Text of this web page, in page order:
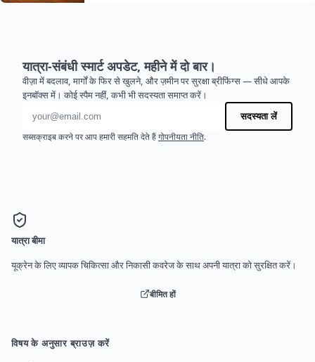
यात्रा-संबंधी स्मार्ट अपडेट, महीने में दो बार।
वीज़ा में बदलाव, मार्गों के फिर से खुलने, और ज़मीन पर सुरक्षा ब्रीफिंग्स — सीधे आपके
इनबॉक्स में। कोई स्पैम नहीं, कभी भी सदस्यता समाप्त करें।
ईमेल पता
सदस्यता लें
सब्सक्राइब करने पर आप हमारी सहमति देते हैं गोपनीयता नीति.
यात्रा बीमा
यूक्रेन के लिए व्यापक चिकित्सा और निकासी कवरेज के साथ अपनी यात्रा को सुरक्षित करें।
बीमित हों
विषय के अनुसार ब्राउज़ करें